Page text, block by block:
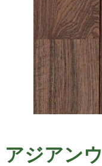
アジアン